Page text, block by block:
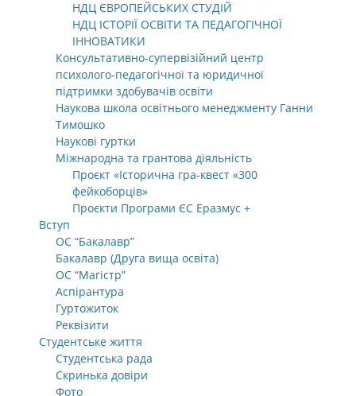
НДЦ ЄВРОПЕЙСЬКИХ СТУДІЙ
НДЦ ІСТОРІЇ ОСВІТИ ТА ПЕДАГОГІЧНОЇ
ІННОВАТИКИ
Консультативно-супервізійний центр
психолого-педагогічної та юридичної
підтримки здобувачів освіти
Наукова школа освітнього менеджменту Ганни
Тимошко
Наукові гуртки
Міжнародна та грантова діяльність
Проєкт «Історична гра-квест «300
фейкоборців»
Проєкти Програми ЄС Еразмус +
Вступ
ОС “Бакалавр”
Бакалавр (Друга вища освіта)
ОС “Магістр”
Аспірантура
Гуртожиток
Реквізити
Студентське життя
Студентська рада
Скринька довіри
Фото